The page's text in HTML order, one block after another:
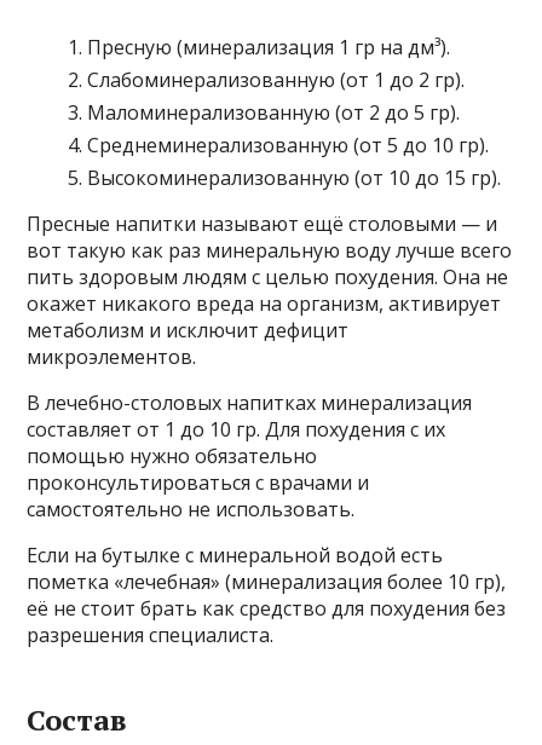
Пресную (минерализация 1 гр на дм³).
Слабоминерализованную (от 1 до 2 гр).
Маломинерализованную (от 2 до 5 гр).
Среднеминерализованную (от 5 до 10 гр).
Высокоминерализованную (от 10 до 15 гр).
Пресные напитки называют ещё столовыми — и
вот такую как раз минеральную воду лучше всего
пить здоровым людям с целью похудения. Она не
окажет никакого вреда на организм, активирует
метаболизм и исключит дефицит
микроэлементов.
В лечебно-столовых напитках минерализация
составляет от 1 до 10 гр. Для похудения с их
помощью нужно обязательно
проконсультироваться с врачами и
самостоятельно не использовать.
Если на бутылке с минеральной водой есть
пометка «лечебная» (минерализация более 10 гр),
её не стоит брать как средство для похудения без
разрешения специалиста.
Состав